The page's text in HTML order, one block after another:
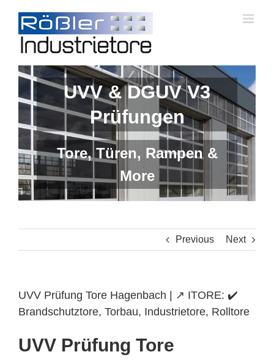
content
UVV & DGUV V3
Prüfungen
Tore, Türen, Rampen &
More
Previous Next
UVV Prüfung Tore Hagenbach | ↗️ ITORE: ✔️
Brandschutztore, Torbau, Industrietore, Rolltore
UVV Prüfung Tore